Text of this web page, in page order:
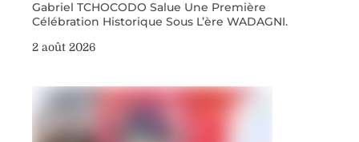
Gabriel TCHOCODO Salue Une Première
Célébration Historique Sous L’ère WADAGNI.
2 août 2026